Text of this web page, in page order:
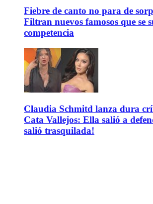
Fiebre de canto no para de
Filtran nuevos famosos que se
competencia
Claudia Schmitd lanza dura
Cata Vallejos: Ella salió a
salió trasquilada!